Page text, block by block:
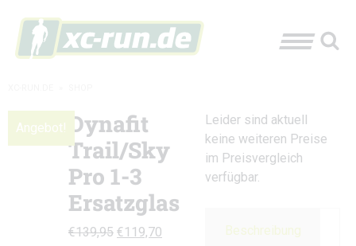
Angebot!
Dynafit
Trail/Sky
Pro 1-3
Ersatzglas
€139,95 Ursprünglicher
€119,70
Leider sind aktuell
keine weiteren Preise
im Preisvergleich
verfügbar.
Beschreibung